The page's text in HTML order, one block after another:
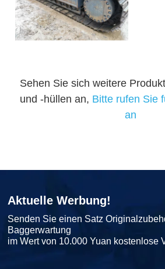
Sehen Sie sich weitere
und -hüllen an, Bitte rufen Sie
an
Aktuelle Werbung!
Senden Sie einen Satz
Baggerwartung
im Wert von 10.000 Yuan kostenlose